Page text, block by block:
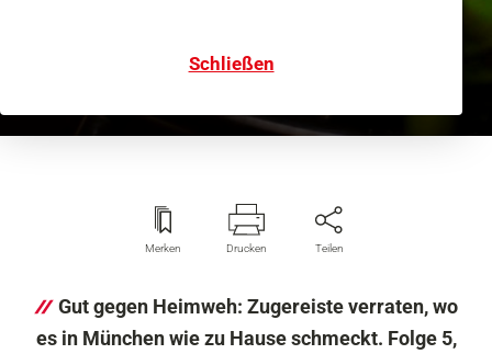
Schließen
Merken Drucken Teilen
Gut gegen Heimweh: Zugereiste verraten, wo
es in München wie zu Hause schmeckt. Folge 5,